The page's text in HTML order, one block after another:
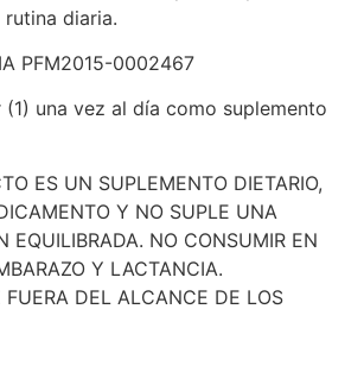
diaria.
PFM2015-0002467
una vez al día como suplemento
ES UN SUPLEMENTO DIETARIO,
Y NO SUPLE UNA
EQUILIBRADA. NO CONSUMIR EN
Y LACTANCIA.
FUERA DEL ALCANCE DE LOS